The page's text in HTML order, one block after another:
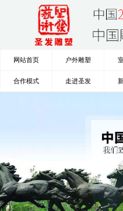
网站首页 户外雕塑
合作模式 走进圣发